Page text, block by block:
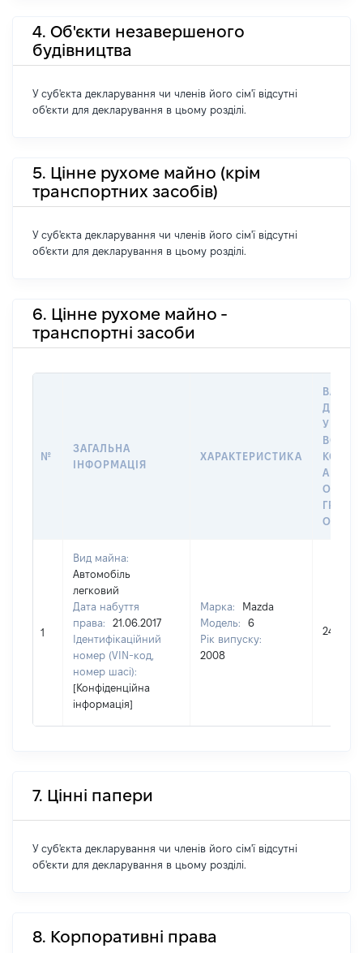
4. Об'єкти незавершеного
будівництва
У суб'єкта декларування чи членів його сім'ї відсутні
об'єкти для декларування в цьому розділі.
5. Цінне рухоме майно (крім
транспортних засобів)
У суб'єкта декларування чи членів його сім'ї відсутні
об'єкти для декларування в цьому розділі.
6. Цінне рухоме майно -
транспортні засоби
№
ЗАГАЛЬНА
ІНФОРМАЦІЯ
ХАРАКТЕРИСТИКА
ДАТУ
У
АБО
1
Вид майна:
Автомобіль
легковий
Дата набуття
права:
21.06.2017
Ідентифікаційний
номер (VIN-код,
номер шасі):
[Конфіденційна
інформація]
Марка:
Mazda
Модель:
6
Рік випуску:
2008
245557
7. Цінні папери
У суб'єкта декларування чи членів його сім'ї відсутні
об'єкти для декларування в цьому розділі.
8. Корпоративні права